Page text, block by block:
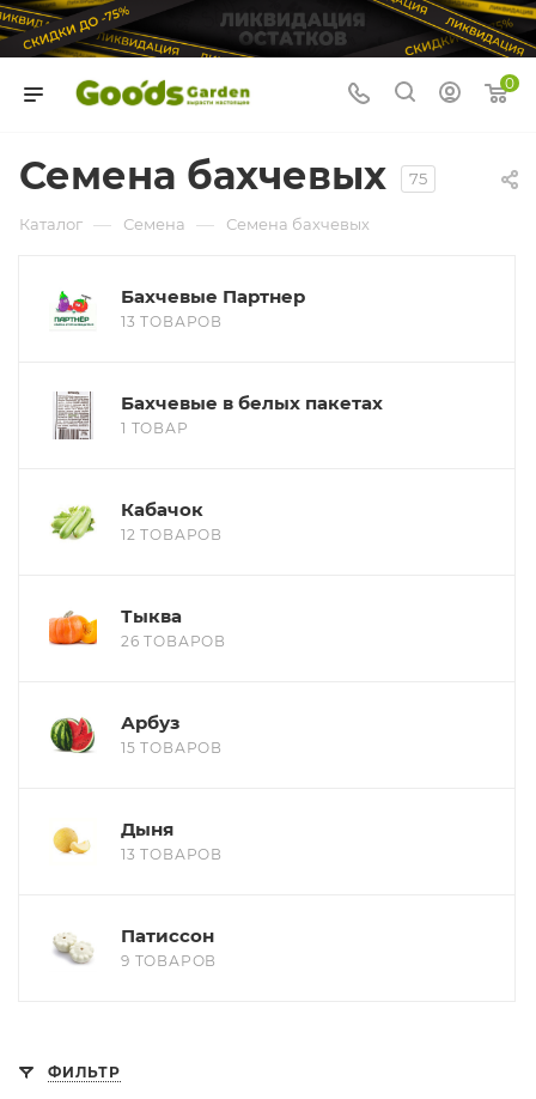
0
Семена бахчевых 75
Каталог — Семена — Семена бахчевых
Бахчевые Партнер
13 ТОВАРОВ
Бахчевые в белых пакетах
1 ТОВАР
Кабачок
12 ТОВАРОВ
Тыква
26 ТОВАРОВ
Арбуз
15 ТОВАРОВ
Дыня
13 ТОВАРОВ
Патиссон
9 ТОВАРОВ
ФИЛЬТР